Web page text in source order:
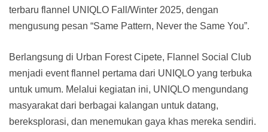
terbaru flannel UNIQLO Fall/Winter 2025, dengan
mengusung pesan “Same Pattern, Never the Same You”.
Berlangsung di Urban Forest Cipete, Flannel Social Club
menjadi event flannel pertama dari UNIQLO yang terbuka
untuk umum. Melalui kegiatan ini, UNIQLO mengundang
masyarakat dari berbagai kalangan untuk datang,
bereksplorasi, dan menemukan gaya khas mereka sendiri.